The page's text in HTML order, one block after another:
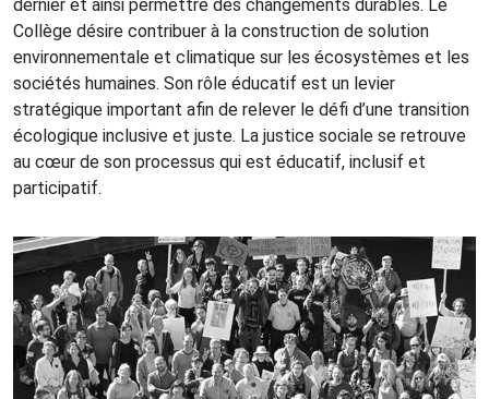
dernier et ainsi permettre des changements durables. Le
Collège désire contribuer à la construction de solution
environnementale et climatique sur les écosystèmes et les
sociétés humaines. Son rôle éducatif est un levier
stratégique important afin de relever le défi d’une transition
écologique inclusive et juste. La justice sociale se retrouve
au cœur de son processus qui est éducatif, inclusif et
participatif.